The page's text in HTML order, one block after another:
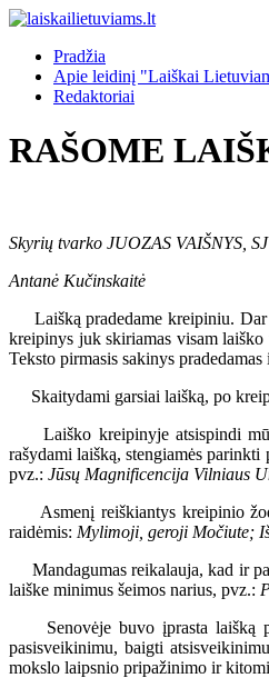
Pradžia
Apie leidinį "Laiškai
Redaktoriai
RAŠOME
Skyrių tvarko JUOZAS VAIŠNYS, SJ
Antanė Kučinskaitė
Laišką pradedame kreipiniu. Dar
kreipinys juk skiriamas visam
Teksto pirmasis sakinys
Skaitydami garsiai laišką, po
Laiško kreipinyje atsispindi
rašydami laišką, stengiamės
pvz.: Jūsų Magnificencija Vilniaus
Asmenį reiškiantys kreipinio
raidėmis: Mylimoji, geroji Močiute;
Mandagumas reikalauja, kad ir
laiške minimus šeimos narius, pvz.:
Senovėje buvo įprasta laišką
pasisveikinimu, baigti
mokslo laipsnio pripažinimo ir